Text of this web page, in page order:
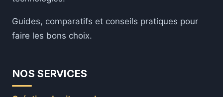
Guides, comparatifs et conseils pratiques pour
faire les bons choix.
NOS SERVICES